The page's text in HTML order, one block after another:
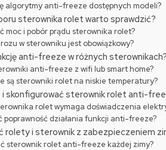
algorytmy anti-freeze dostępnych modeli?
sterownika rolet warto sprawdzić?
moc i pobór prądu sterownika rolet?
w sterowniku jest obowiązkowy?
anti-freeze w różnych sterownikach?
anti-freeze z wifi lub smart home?
są sterowniki rolet na niskie temperatury?
skonfigurować sterownik rolet anti-
rolet wymaga doświadczenia
poprawność działania funkcji anti-freeze?
rolety i sterownik z zabezpieczeniem
sterownik rolet anti-freeze każdej zimy?